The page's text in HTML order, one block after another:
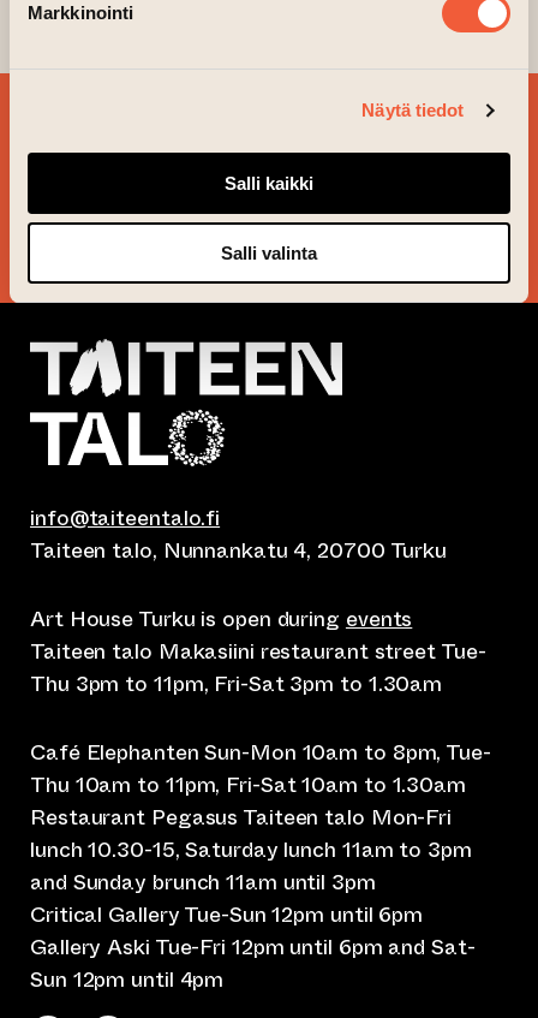
Markkinointi
Näytä tiedot
Salli kaikki
Salli valinta
NEWSLETTER!
info@taiteentalo.fi
Taiteen talo, Nunnankatu 4, 20700 Turku
Art House Turku is open during events
Taiteen talo Makasiini restaurant street Tue-
Thu 3pm to 11pm, Fri-Sat 3pm to 1.30am
Café Elephanten Sun-Mon 10am to 8pm, Tue-
Thu 10am to 11pm, Fri-Sat 10am to 1.30am
Restaurant Pegasus Taiteen talo Mon-Fri
lunch 10.30-15, Saturday lunch 11am to 3pm
and Sunday brunch 11am until 3pm
Critical Gallery Tue-Sun 12pm until 6pm
Gallery Aski Tue-Fri 12pm until 6pm and Sat-
Sun 12pm until 4pm